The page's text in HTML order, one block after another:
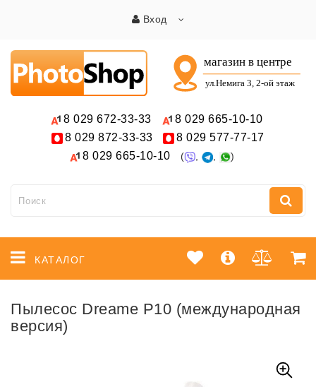
Вход
8 029 672-33-33 8 029 665-10-10
8 029 872-33-33 8 029 577-77-17
8 029 665-10-10 ( , , )
КАТАЛОГ
Пылесос Dreame P10 (международная
версия)